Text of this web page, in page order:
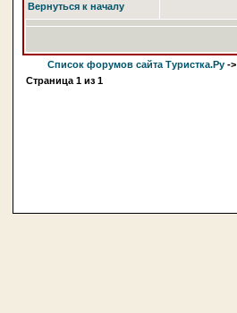
Вернуться к началу
Список форумов сайта Туристка.Ру->
Страница 1из 1